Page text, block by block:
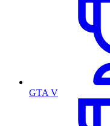
GTA V